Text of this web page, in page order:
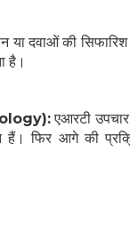
या दवाओं की
है।
एआरटी
हैं। फिर आगे की